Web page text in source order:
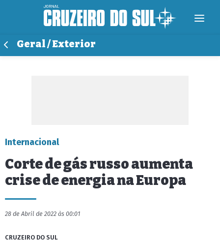
Geral / Exterior
Internacional
Corte de gás russo aumenta
crise de energia na Europa
28 de Abril de 2022 às 00:01
CRUZEIRO DO SUL